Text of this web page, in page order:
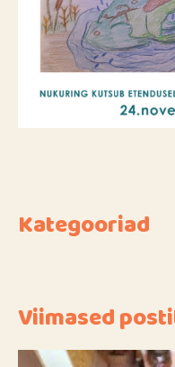
Kategooriad
Viimased